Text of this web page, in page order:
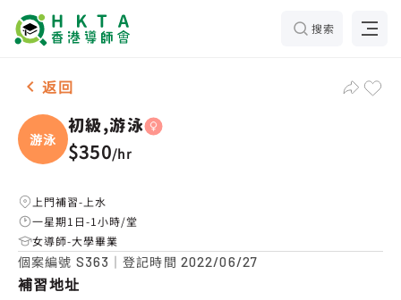
搜索
女-1名 初級,游泳，上水 補習推介
返回
游泳
初級,游泳
$350/hr
上門補習-上水
一星期1日-1小時/堂
女導師-大學畢業
個案編號 S363 ｜登記時間 2022/06/27
補習地址